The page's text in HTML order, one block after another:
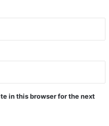
in this browser for the next